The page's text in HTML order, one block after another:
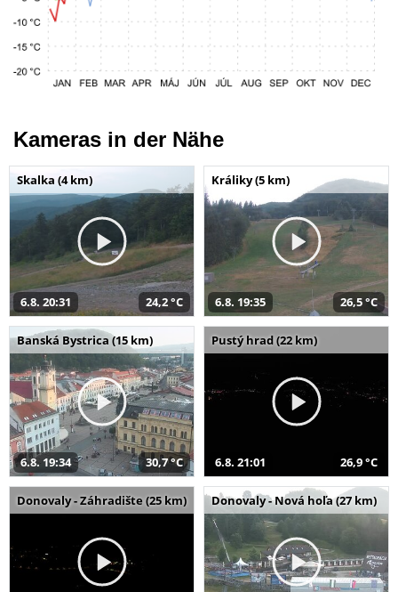
Kameras in der Nähe
Skalka (4 km)
6.8. 20:31 24,2 °C
Králiky (5 km)
6.8. 19:35 26,5 °C
Banská Bystrica (15 km)
6.8. 19:34 30,7 °C
Pustý hrad (22 km)
6.8. 21:01 26,9 °C
Donovaly - Záhradište (25 km) Donovaly - Nová hoľa (27 km)